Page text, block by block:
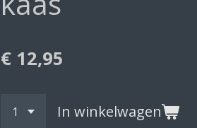
€ 12,95
In winkelwagen